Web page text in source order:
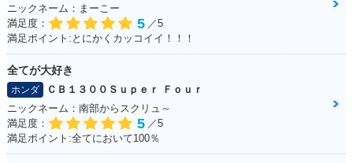
2016年 CB1300 SU
PER FOUR E Pack
age Special Editio
n
2016年 CB1300 SU
PER FOUR E Pack
age・追加
ニックネーム：まーこー
満足度：
5 ／5
満足ポイント:とにかくカッコイイ！！！
全てが大好き
ホンダ
ＣＢ１３００Ｓｕｐｅｒ Ｆｏｕｒ
ニックネーム：南部からスクリュ～
満足度：
5 ／5
満足ポイント:全てにおいて100％